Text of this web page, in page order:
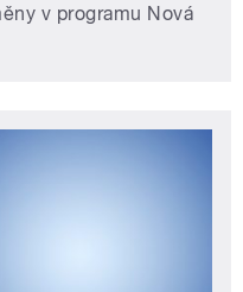
v programu Nová